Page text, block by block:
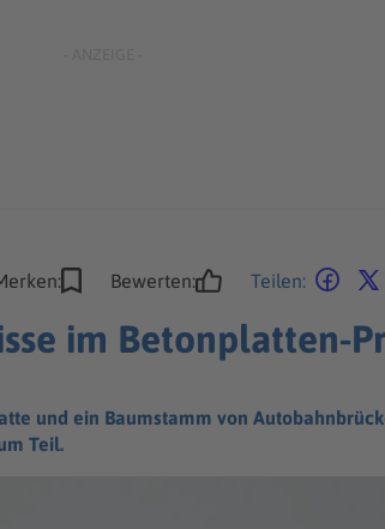
Bewerten: Teilen:
im Betonplatten-
und ein Baumstamm von
Teil.